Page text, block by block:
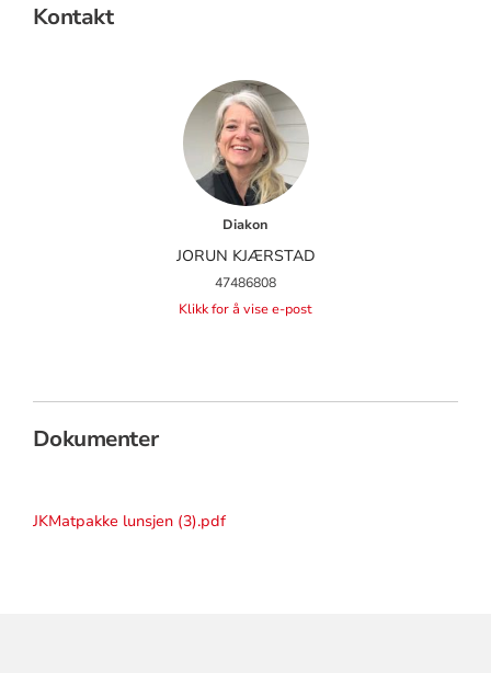
Kontakt
Diakon
JORUN KJÆRSTAD
47486808
Klikk for å vise e-post
Dokumenter
JKMatpakke lunsjen (3).pdf